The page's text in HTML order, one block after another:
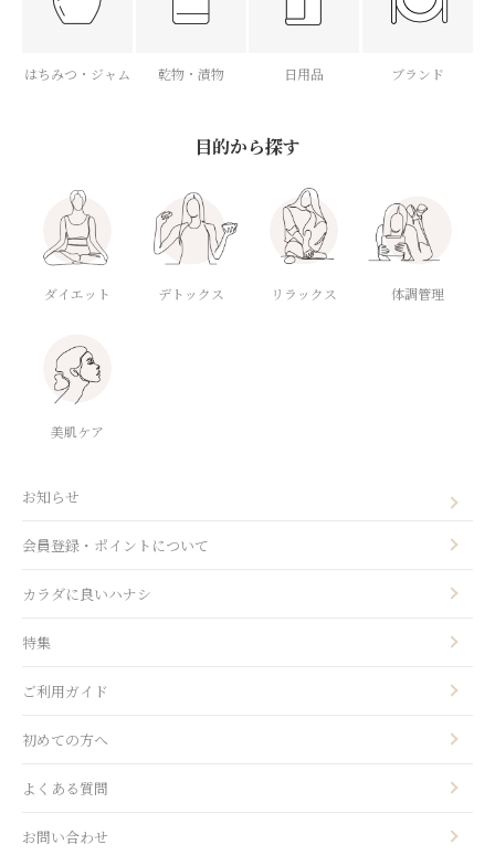
はちみつ・ジャム 乾物・漬物 日用品 ブランド
目的から探す
ダイエット デトックス リラックス 体調管理
美肌ケア
お知らせ
会員登録・ポイントについて
カラダに良いハナシ
特集
ご利用ガイド
初めての方へ
よくある質問
お問い合わせ